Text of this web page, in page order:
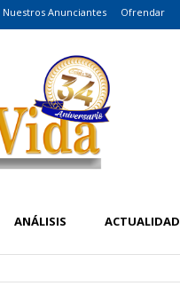
Nuestros Anunciantes Ofrendar
ANÁLISIS ACTUALIDAD